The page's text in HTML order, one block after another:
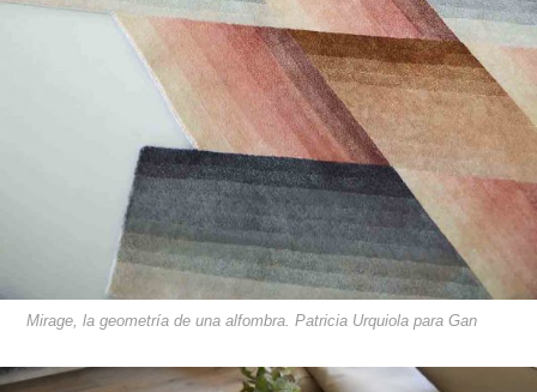
Mirage, la geometría de una alfombra. Patricia Urquiola para Gan